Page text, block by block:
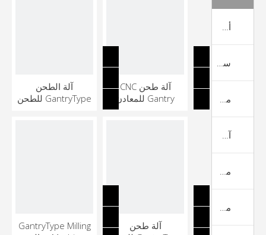
آلة طحن CNC
Gantry للمعادن
آلة الطحن
GantryType للطحن
آلة طحن
GantryType Milling
أعلى المنتجات
سرير مسطح مخرطة CNC
مخرطة سرير CNC مخرطة
آلة الدوران والطحن CNC
مخرطة خيوط الأنابيب CNC
مخرطة من النوع السويسري CNC